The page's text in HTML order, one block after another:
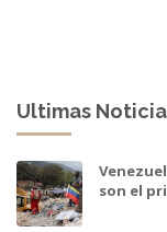
Ultimas
son el